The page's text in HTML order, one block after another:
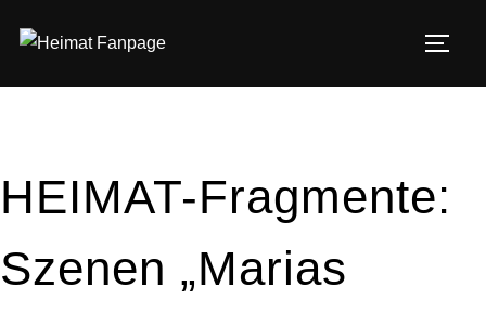
Inhalt
HEIMAT-Fragmente:
Szenen „Marias